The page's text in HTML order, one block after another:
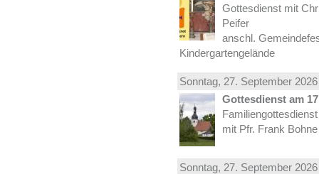
Gottesdienst mit
Peifer
anschl.
Kindergartengelände
Sonntag, 27. September
Gottesdienst am
mit Pfr. Frank
Sonntag, 27. September